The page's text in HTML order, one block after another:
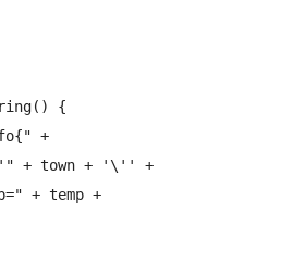
{
+
+ town + '\'' +
+ temp +